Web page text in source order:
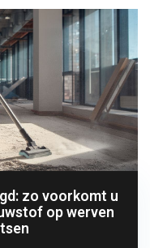
zo voorkomt u
op werven